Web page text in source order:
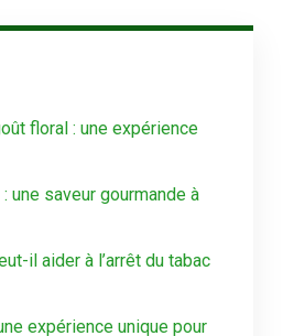
floral : une expérience
une saveur gourmande à
il aider à l’arrêt du tabac
expérience unique pour